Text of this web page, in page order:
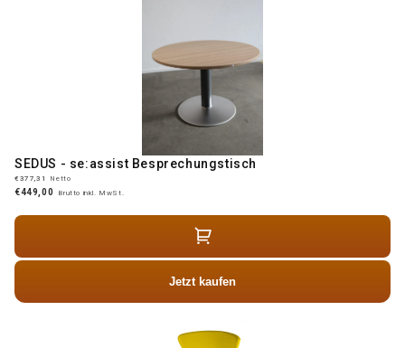
SEDUS - se:assist Besprechungstisch
€377,31 Netto
€449,00 Brutto inkl. MwSt.
Jetzt kaufen